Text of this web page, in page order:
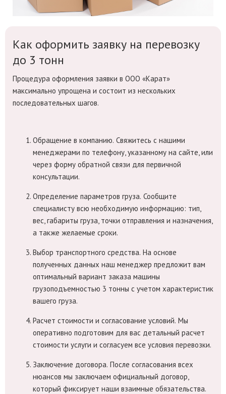
Как оформить заявку на перевозку
до 3 тонн
Процедура оформления заявки в ООО «Карат»
максимально упрощена и состоит из нескольких
последовательных шагов.
Обращение в компанию. Свяжитесь с нашими
менеджерами по телефону, указанному на сайте, или
через форму обратной связи для первичной
консультации.
Определение параметров груза. Сообщите
специалисту всю необходимую информацию: тип,
вес, габариты груза, точки отправления и назначения,
а также желаемые сроки.
Выбор транспортного средства. На основе
полученных данных наш менеджер предложит вам
оптимальный вариант заказа машины
грузоподъемностью 3 тонны с учетом характеристик
вашего груза.
Расчет стоимости и согласование условий. Мы
оперативно подготовим для вас детальный расчет
стоимости услуги и согласуем все условия перевозки.
Заключение договора. После согласования всех
нюансов мы заключаем официальный договор,
который фиксирует наши взаимные обязательства.